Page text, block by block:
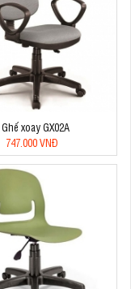
Ghế xoay GX02A
747.000 VNĐ